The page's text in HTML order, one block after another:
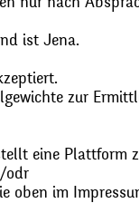
ist Jena.
zur
eine Plattform
odr
oben im